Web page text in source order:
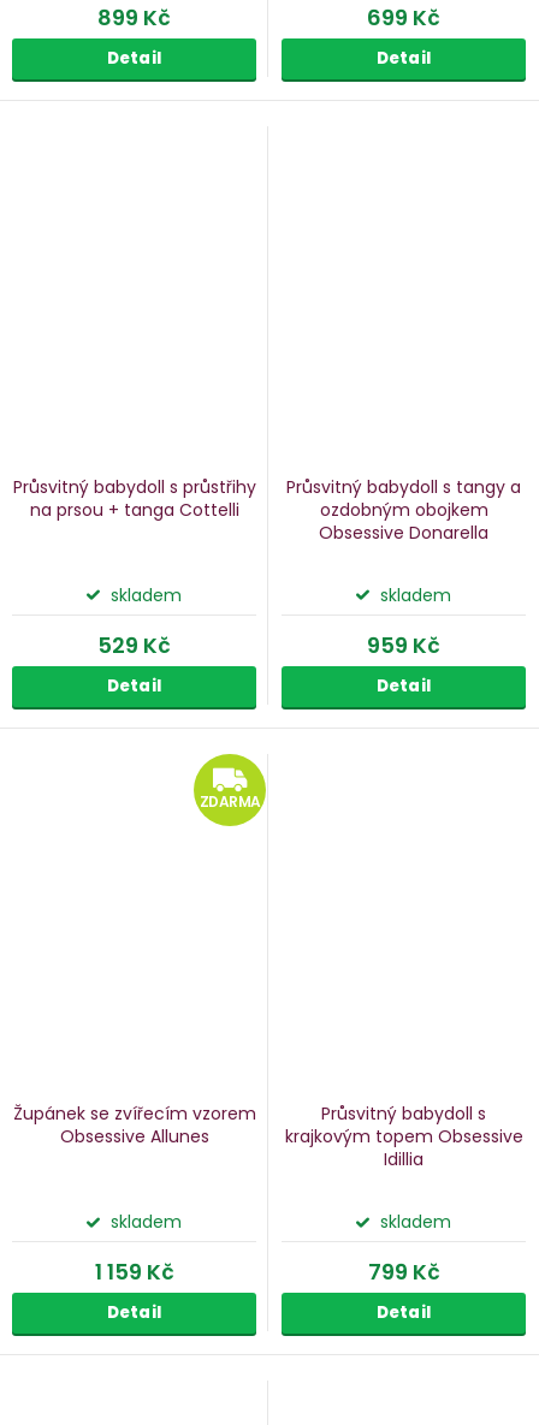
899 Kč
Detail
699 Kč
Detail
Průsvitný babydoll s průstřihy
na prsou + tanga Cottelli
skladem
529 Kč
Detail
Průsvitný babydoll s tangy a
ozdobným obojkem
Obsessive Donarella
skladem
959 Kč
Detail
ZDARMA
ZDARMA
Župánek se zvířecím vzorem
Obsessive Allunes
skladem
1 159 Kč
Detail
Průsvitný babydoll s
krajkovým topem Obsessive
Idillia
skladem
799 Kč
Detail